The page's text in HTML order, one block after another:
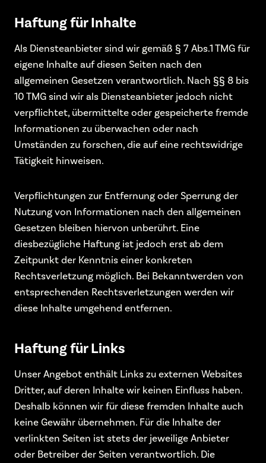
Haftung für Inhalte
Als Diensteanbieter sind wir gemäß § 7 Abs.1 TMG für
eigene Inhalte auf diesen Seiten nach den
allgemeinen Gesetzen verantwortlich. Nach §§ 8 bis
10 TMG sind wir als Diensteanbieter jedoch nicht
verpflichtet, übermittelte oder gespeicherte fremde
Informationen zu überwachen oder nach
Umständen zu forschen, die auf eine rechtswidrige
Tätigkeit hinweisen.
Verpflichtungen zur Entfernung oder Sperrung der
Nutzung von Informationen nach den allgemeinen
Gesetzen bleiben hiervon unberührt. Eine
diesbezügliche Haftung ist jedoch erst ab dem
Zeitpunkt der Kenntnis einer konkreten
Rechtsverletzung möglich. Bei Bekanntwerden von
entsprechenden Rechtsverletzungen werden wir
diese Inhalte umgehend entfernen.
Haftung für Links
Unser Angebot enthält Links zu externen Websites
Dritter, auf deren Inhalte wir keinen Einfluss haben.
Deshalb können wir für diese fremden Inhalte auch
keine Gewähr übernehmen. Für die Inhalte der
verlinkten Seiten ist stets der jeweilige Anbieter
oder Betreiber der Seiten verantwortlich. Die